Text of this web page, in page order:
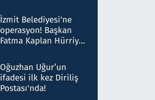
Milyar liralık para
trafiği tespit edildi
İzmit Belediyesi'ne
operasyon! Başkan
Fatma Kaplan Hürriyet
Oğuzhan Uğur’un
ifadesi ilk kez Diriliş
Postası'nda!